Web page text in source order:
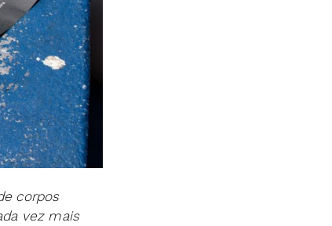
corpos
vez mais